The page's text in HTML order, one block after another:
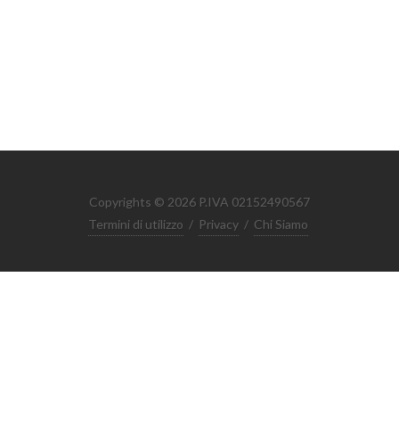
Copyrights © 2026 P.IVA 02152490567
Termini di utilizzo / Privacy / Chi Siamo